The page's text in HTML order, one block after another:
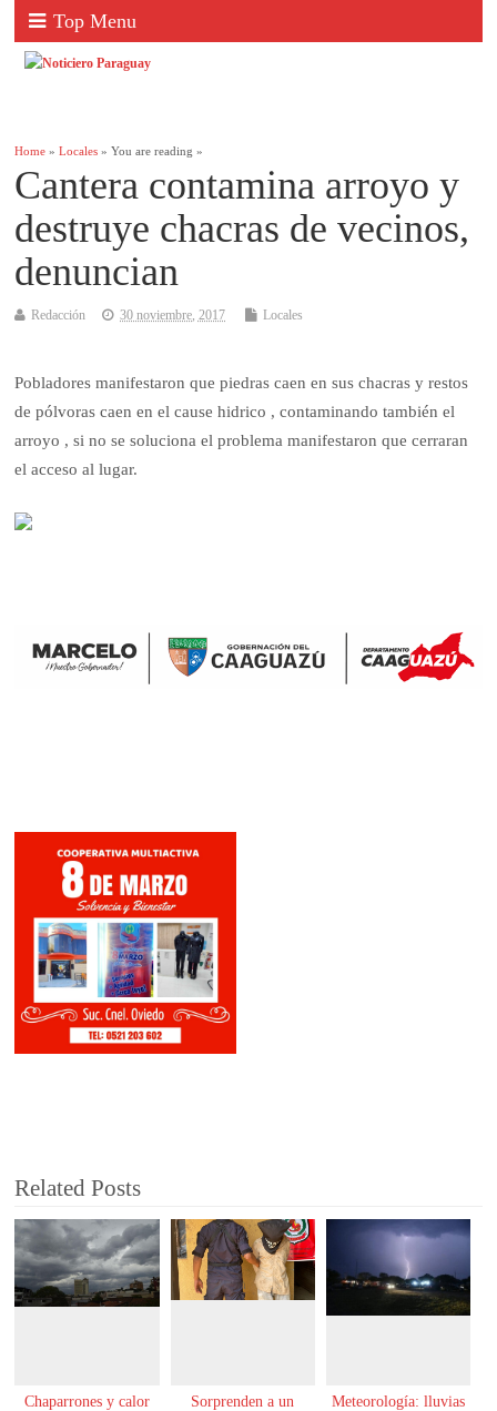
Top Menu
Home »Locales » You are reading »
Cantera contamina arroyo y
destruye chacras de vecinos,
denuncian
Redacción 30 noviembre, 2017 Locales
Pobladores manifestaron que piedras caen en sus chacras y restos
de pólvoras caen en el cause hidrico , contaminando también el
arroyo , si no se soluciona el problema manifestaron que cerraran
el acceso al lugar.
Related Posts
Chaparrones y calor
Sorprenden a un
Meteorología: lluvias